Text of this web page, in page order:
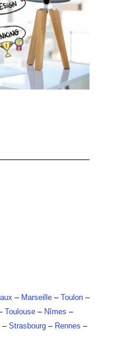
– Marseille– Toulon–
Toulouse– Nîmes –
– Strasbourg– Rennes –